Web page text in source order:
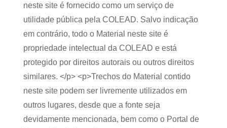
neste site é fornecido como um serviço de
utilidade pública pela COLEAD. Salvo indicação
em contrário, todo o Material neste site é
propriedade intelectual da COLEAD e está
protegido por direitos autorais ou outros direitos
similares. </p> <p>Trechos do Material contido
neste site podem ser livremente utilizados em
outros lugares, desde que a fonte seja
devidamente mencionada, bem como o Portal de